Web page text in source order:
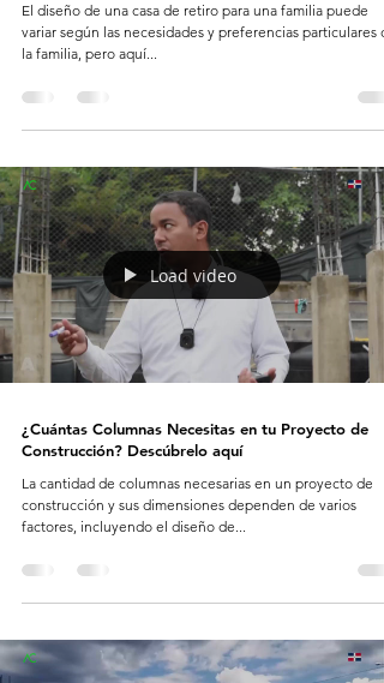
El diseño de una casa de retiro para una familia puede
variar según las necesidades y preferencias particulares
la familia, pero aquí...
Load video
¿Cuántas Columnas Necesitas en tu Proyecto de
Construcción? Descúbrelo aquí
La cantidad de columnas necesarias en un proyecto de
construcción y sus dimensiones dependen de varios
factores, incluyendo el diseño de...